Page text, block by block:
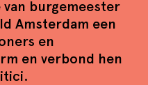
burgemeester
Amsterdam een
en
en verbond hen